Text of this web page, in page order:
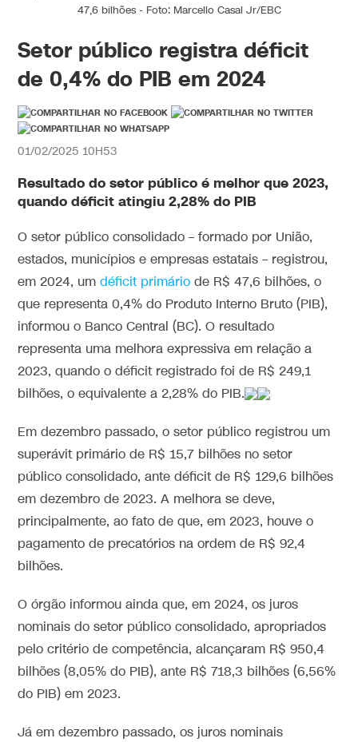
47,6 bilhões - Foto: Marcello Casal Jr/EBC
Setor público registra déficit
de 0,4% do PIB em 2024
01/02/2025 10H53
Resultado do setor público é melhor que 2023,
quando déficit atingiu 2,28% do PIB
O setor público consolidado – formado por União,
estados, municípios e empresas estatais – registrou,
em 2024, umdéficit primário de R$ 47,6 bilhões, o
que representa 0,4% do Produto Interno Bruto (PIB),
informou o Banco Central (BC). O resultado
representa uma melhora expressiva em relação a
2023, quando o déficit registrado foi de R$ 249,1
bilhões, o equivalente a 2,28% do PIB.
Em dezembro passado, o setor público registrou um
superávit primário de R$ 15,7 bilhões no setor
público consolidado, ante déficit de R$ 129,6 bilhões
em dezembro de 2023. A melhora se deve,
principalmente, ao fato de que, em 2023, houve o
pagamento de precatórios na ordem de R$ 92,4
bilhões.
O órgão informou ainda que, em 2024, os juros
nominais do setor público consolidado, apropriados
pelo critério de competência, alcançaram R$ 950,4
bilhões (8,05% do PIB), ante R$ 718,3 bilhões (6,56%
do PIB) em 2023.
Já em dezembro passado, os juros nominais